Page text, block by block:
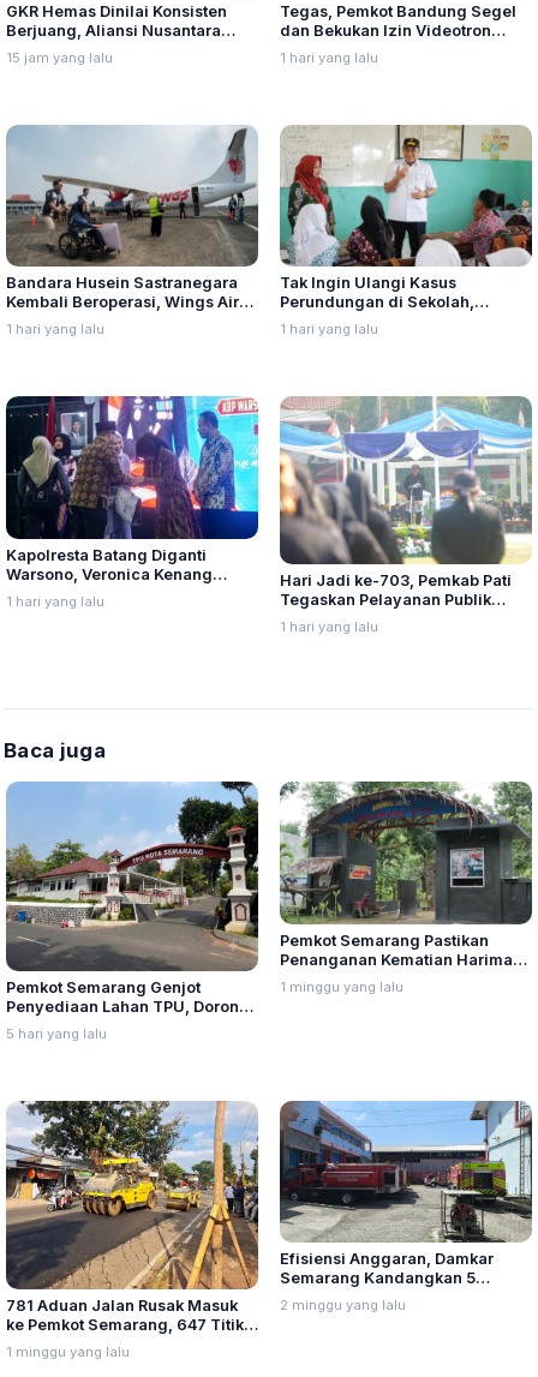
GKR Hemas Dinilai Konsisten
Berjuang, Aliansi Nusantara
Berikan Penghargaan Sebagai
Perempuan Pejuang Otonomi
15 jam yang lalu
Tegas, Pemkot Bandung Segel
dan Bekukan Izin Videotron
Gegara Tebang Pohon untuk
Tingkatkan Visibilitas
1 hari yang lalu
Bandara Husein Sastranegara
Kembali Beroperasi, Wings Air
Buka Rute Penerbangan
Bandung-Palembang
1 hari yang lalu
Tak Ingin Ulangi Kasus
Perundungan di Sekolah,
Nurkholes Minta Perkuat
Pengawasan Murid
1 hari yang lalu
Kapolresta Batang Diganti
Warsono, Veronica Kenang
Kedatangannya Disambut Banjir
1 hari yang lalu
Hari Jadi ke-703, Pemkab Pati
Tegaskan Pelayanan Publik
Harus Makin Cepat dan Solutif
1 hari yang lalu
Baca juga
Pemkot Semarang Genjot
Penyediaan Lahan TPU, Dorong
Pengembang Serahkan PSU
Makam
5 hari yang lalu
Pemkot Semarang Pastikan
Penanganan Kematian Harimau
Benggala Sesuai Prosedur
1 minggu yang lalu
781 Aduan Jalan Rusak Masuk
ke Pemkot Semarang, 647 Titik
Sudah Diperbaiki
1 minggu yang lalu
Efisiensi Anggaran, Damkar
Semarang Kandangkan 5
Armada Pemadam
2 minggu yang lalu